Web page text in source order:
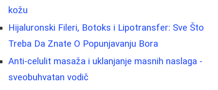
kožu
Hijaluronski Fileri, Botoks i Lipotransfer: Sve Što
Treba Da Znate O Popunjavanju Bora
Anti-celulit masaža i uklanjanje masnih naslaga -
sveobuhvatan vodič